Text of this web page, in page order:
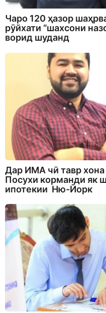
Чаро 120 ҳазор
рӯйхати “шахсони
ворид шуданд
Дар ИМА чӣ тавр
Посухи корманди як
ипотекии Ню-Йорк